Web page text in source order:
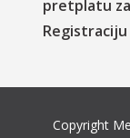
pretplatu
Copyright